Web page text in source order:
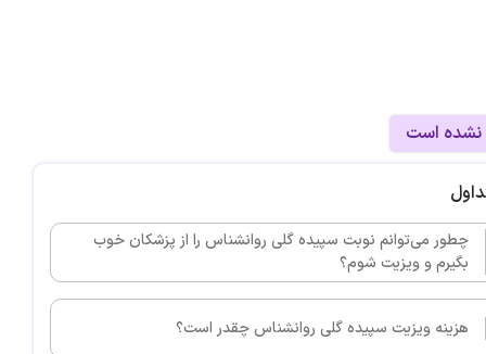
نشده است
چطور می‌توانم نوبت سپیده گلی روانشناس را از پزشکان خوب
بگیرم و ویزیت شوم؟
هزینه ویزیت سپیده گلی روانشناس چقدر است؟